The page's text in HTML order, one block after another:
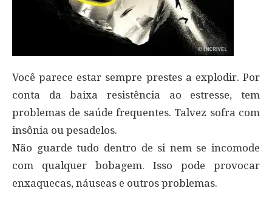
Você parece estar sempre prestes a explodir. Por
conta da baixa resistência ao estresse, tem
problemas de saúde frequentes. Talvez sofra com
insônia ou pesadelos.
Não guarde tudo dentro de si nem se incomode
com qualquer bobagem. Isso pode provocar
enxaquecas, náuseas e outros problemas.